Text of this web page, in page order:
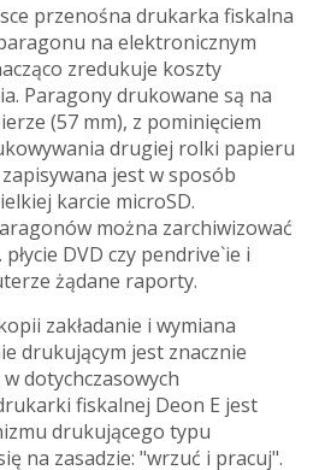
przenośna drukarka fiskalna
na elektronicznym
zredukuje koszty
Paragony drukowane są na
(57 mm), z pominięciem
drugiej rolki papieru
jest w sposób
karcie microSD.
można zarchiwizować
DVD czy pendrive`ie i
żądane raporty.
zakładanie i wymiana
drukującym jest znacznie
dotychczasowych
fiskalnej Deon E jest
drukującego typu
na zasadzie: "wrzuć i pracuj".